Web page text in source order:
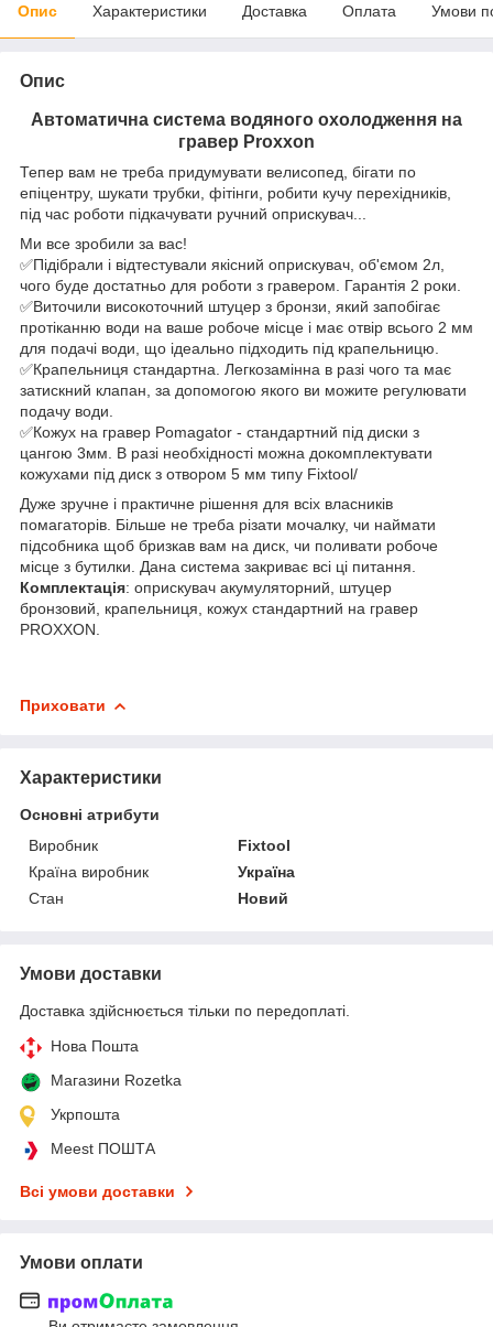
Опис Характеристики Доставка Оплата Умови
Опис
Автоматична система водяного охолодження на
гравер Proxxon
Тепер вам не треба придумувати велисопед, бігати по
епіцентру, шукати трубки, фітінги, робити кучу перехідників,
під час роботи підкачувати ручний оприскувач...
Ми все зробили за вас!
✅Підібрали і відтестували якісний оприскувач, об'ємом 2л,
чого буде достатньо для роботи з гравером. Гарантія 2 роки.
✅Виточили високоточний штуцер з бронзи, який запобігає
протіканню води на ваше робоче місце і має отвір всього 2 мм
для подачі води, що ідеально підходить під крапельницю.
✅Крапельниця стандартна. Легкозамінна в разі чого та має
затискний клапан, за допомогою якого ви можите регулювати
подачу води.
✅Кожух на гравер Pomagator - стандартний під диски з
цангою 3мм. В разі необхідності можна докомплектувати
кожухами під диск з отвором 5 мм типу Fixtool/
Дуже зручне і практичне рішення для всіх власників
помагаторів. Більше не треба різати мочалку, чи наймати
підсобника щоб бризкав вам на диск, чи поливати робоче
місце з бутилки. Дана система закриває всі ці питання.
Комплектація: оприскувач акумуляторний, штуцер
бронзовий, крапельниця, кожух стандартний на гравер
PROXXON.
Приховати
Характеристики
Основні атрибути
Виробник
Fixtool
Країна виробник
Україна
Стан
Новий
Умови доставки
Доставка здійснюється тільки по передоплаті.
Нова Пошта
Магазини Rozetka
Укрпошта
Meest ПОШТА
Всі умови доставки
Умови оплати